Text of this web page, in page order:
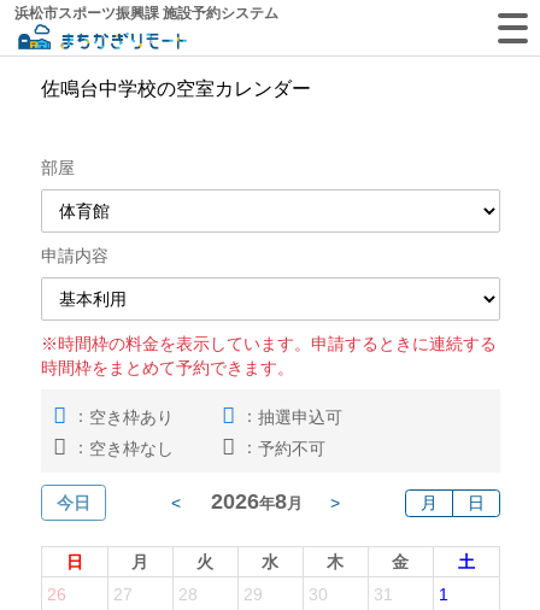
浜松市スポーツ振興課 施設予約システム
佐鳴台中学校の空室カレンダー
部屋
申請内容
※時間枠の料金を表示しています。申請するときに連続する
時間枠をまとめて予約できます。
： 空き枠あり ： 抽選申込可
： 空き枠なし ： 予約不可
今日 < 2026年8 月 > 月 日
日 月 火 水 木 金
土
26
27 28 29 30 31 1